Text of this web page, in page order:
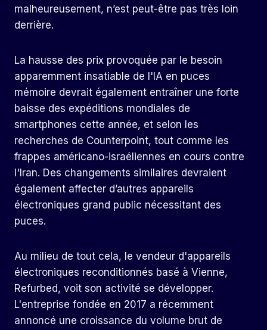
malheureusement, n’est peut-être pas très loin
derrière.
La hausse des prix provoquée par le besoin
apparemment insatiable de l'IA en puces
mémoire devrait également entraîner une forte
baisse des expéditions mondiales de
smartphones cette année, et selon les
recherches de Counterpoint, tout comme les
frappes américano-israéliennes en cours contre
l'Iran. Des changements similaires devraient
également affecter d’autres appareils
électroniques grand public nécessitant des
puces.
Au milieu de tout cela, le vendeur d'appareils
électroniques reconditionnés basé à Vienne,
Refurbed, voit son activité se développer.
L'entreprise fondée en 2017 a récemment
annoncé une croissance du volume brut de